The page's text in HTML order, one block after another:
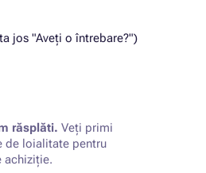
jos "Aveți o întrebare?")
răsplăti. Veți primi
de loialitate pentru
achiziție.